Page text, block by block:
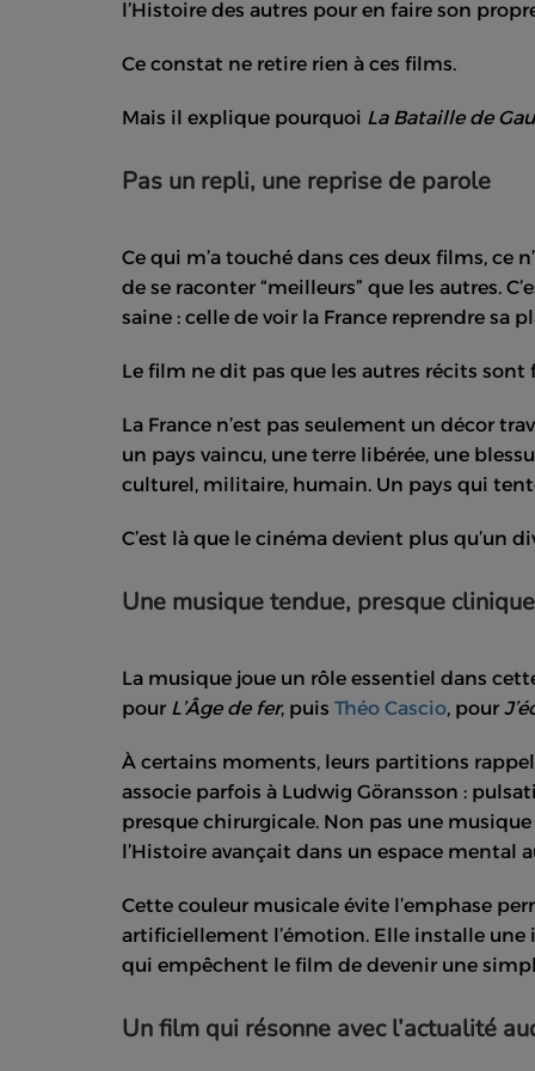
l’Histoire des autres pour en faire son
Ce constat ne retire rien à ces films.
Mais il explique pourquoi La Bataille de
Pas un repli, une reprise de parole
Ce qui m’a touché dans ces deux films, ce
de se raconter “meilleurs” que les autres.
saine : celle de voir la France reprendre sa
Le film ne dit pas que les autres récits sont
La France n’est pas seulement un décor
un pays vaincu, une terre libérée, une
culturel, militaire, humain. Un pays qui
C’est là que le cinéma devient plus qu’un
Une musique tendue, presque clinique
La musique joue un rôle essentiel dans
pour L’Âge de fer, puis Théo Cascio, pour
À certains moments, leurs partitions
associe parfois à Ludwig Göransson :
presque chirurgicale. Non pas une
l’Histoire avançait dans un espace mental
Cette couleur musicale évite l’emphase
artificiellement l’émotion. Elle installe
qui empêchent le film de devenir une
Un film qui résonne avec l’actualité